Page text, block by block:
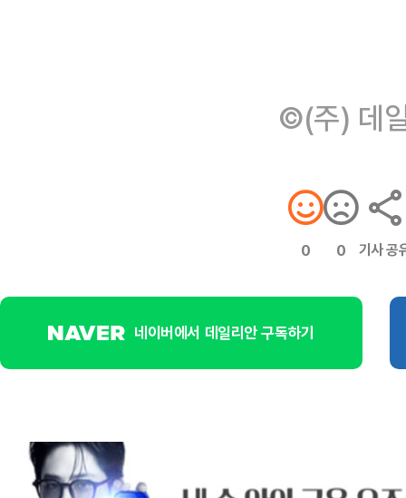
©(주) 데
0 0 기사 공
네이버에서 데일리안 구독하기